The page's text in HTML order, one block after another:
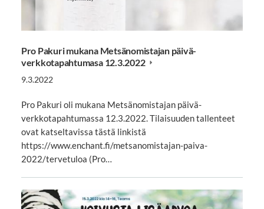
Pro Pakuri mukana Metsänomistajan päivä-
verkkotapahtumasa 12.3.2022
9.3.2022
Pro Pakuri oli mukana Metsänomistajan päivä-
verkkotapahtumassa 12.3.2022. Tilaisuuden tallenteet
ovat katseltavissa tästä linkistä
https://www.enchant.fi/metsanomistajan-paiva-
2022/tervetuloa (Pro…